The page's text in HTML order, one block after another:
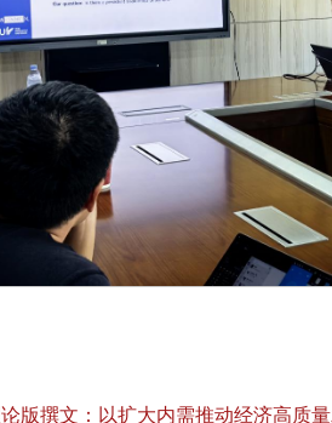
版撰文：以扩大内需推动经济高质